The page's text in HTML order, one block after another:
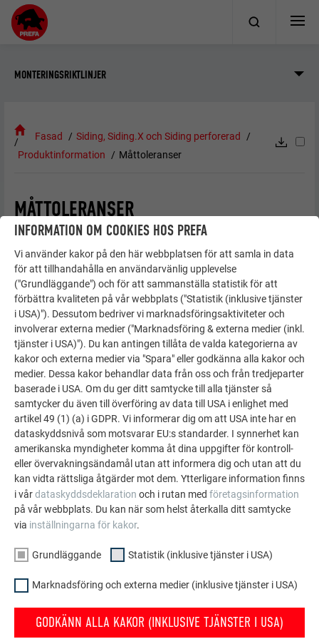
MONTERINGSRIKTLINJER
Fasad
Siding, Siding.X och Siding perforerad
Produktinformation
Måttoleranser
MÅTTOLERANSER
Täckande bredd = ± 1 mm t.o.m. ± 1,5 mm (beroende
på ökning av täckande bredd)
Profildjup = ± 1 mm
Tvärgående välvning: ± 0,005 mm × täckande bredd
Täckande bredd: 500 och 600 mm
Täckande bredd = ± 2 mm
Profildjup = ± 1 mm
Tvärgående välvning: ± 0,005 mm × täckande bredd
TILLBAKA NÄSTA
Om oss
Hållbarhet
Jobberbjudanden
Press
Beställ broschyrer
Kontakt
Klagomål och reklamation
INFORMATION OM COOKIES HOS PREFA
Vi använder kakor på den här webbplatsen för att samla in data
för att tillhandahålla en användarvänlig upplevelse
("Grundläggande") och för att sammanställa statistik för att
förbättra kvaliteten på vår webbplats ("Statistik (inklusive tjänster
i USA)"). Dessutom bedriver vi marknadsföringsaktiviteter och
involverar externa medier ("Marknadsföring & externa medier (inkl.
tjänster i USA)"). Du kan antingen tillåta de valda kategorierna av
kakor och externa medier via "Spara" eller godkänna alla kakor och
medier. Dessa kakor behandlar data från oss och från tredjeparter
baserade i USA. Om du ger ditt samtycke till alla tjänster så
samtycker du även till överföring av data till USA i enlighet med
artikel 49 (1) (a) i GDPR. Vi informerar dig om att USA inte har en
dataskyddsnivå som motsvarar EU:s standarder. I synnerhet kan
amerikanska myndigheter komma åt dina uppgifter för kontroll-
eller övervakningsändamål utan att informera dig och utan att du
kan vidta rättsliga åtgärder mot dem. Ytterligare information finns
i vårdataskyddsdeklaration och i rutan med företagsinformation
på vår webbplats. Du kan när som helst återkalla ditt samtycke
via inställningarna för kakor.
Grundläggande Statistik (inklusive tjänster i USA)
Marknadsföring och externa medier (inklusive tjänster i USA)
GODKÄNN ALLA KAKOR (INKLUSIVE TJÄNSTER I USA)